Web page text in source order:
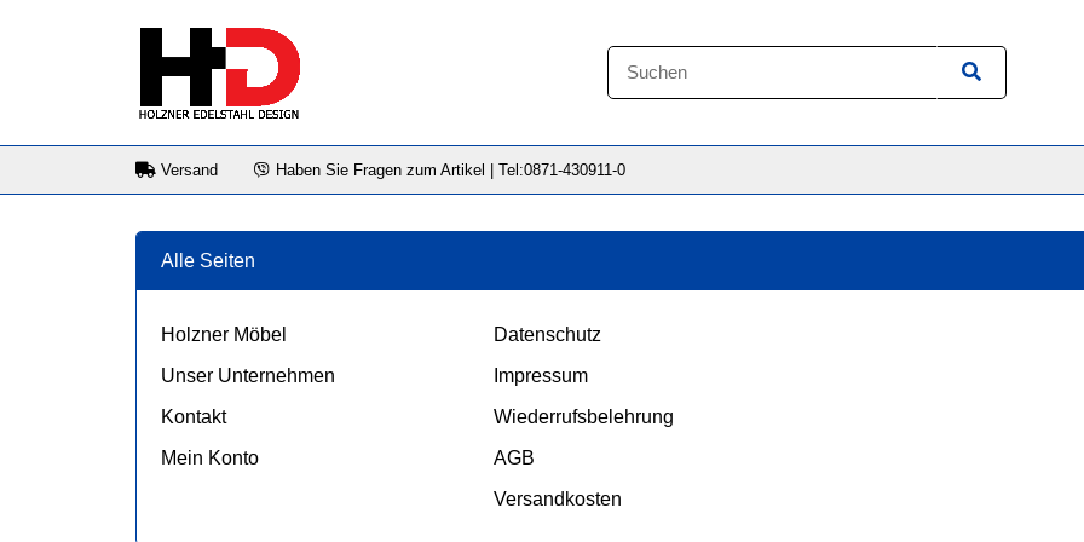
Versand Haben Sie Fragen zum Artikel | Tel:0871-430911-0
Alle Seiten
Holzner Möbel
Unser Unternehmen
Kontakt
Mein Konto
Datenschutz
Impressum
Wiederrufsbelehrung
AGB
Versandkosten